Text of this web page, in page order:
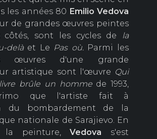
les années 80 Emilio Vedova
de grandes œuvres peintes
côtés, sont les cycles de la
delàet Le Pas où.Parmi les
œuvres d'une grande
artistique sont l'œuvre Qui
brûle un hommede 1993,
que l'artiste fait à
du bombardement de la
nationale de Sarajievo. En
la peinture,Vedova s'est